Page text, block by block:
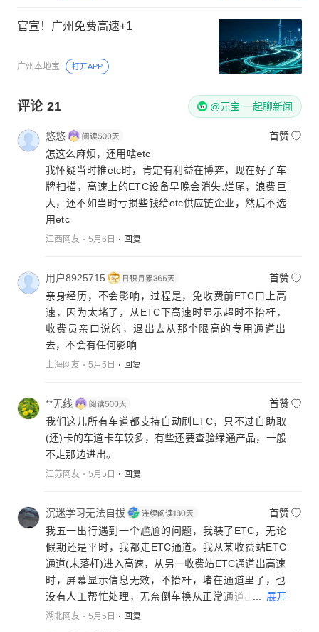
官宣！广州免费高速+1
广州本地宝 打开APP
评论 21 @元宝 一起聊新闻
悠悠
首赞
怎这么麻烦，还用啥etc
我怀疑当时推etc时，肯定有利益在博弈，现在好了车
牌扫描，高速上的ETC设备早晚会消失,烂尾，浪费巨
大，还不如当时亏损些钱给etc供应链企业，然后不选
用etc
江西网友 5月6日 回复
用户8925715
首赞
亲身经历，不会影响，过程是，免收费前ETC口上高
速，因为太堵了，从ETC下高速时显示超时不抬杆，
收费员亲口说的，退出去从那个限高的专用通道出
去，不会有任何影响
上海网友 5月5日 回复
**无线
首赞
我们这儿所有车道都支持自动刷ETC，只不过自助取
(还)卡的车道卡车较多，有些还要查验绿通产品，一般
不走那边进出。
江苏网友 5月5日 回复
沉迷学习无法自拔
首赞
我五一出行遇到一个尴尬的问题，我装了ETC，无论
假期还是平时，我都走ETC通道。我从某收费站ETC
通道(未落杆)进入高速，从另一收费站ETC通道出高速
时，屏幕显示信息无效，不抬杆，堵在通道里了，也
没有人工帮忙处理，无奈倒车换从正常通道出来。事
后推断应该是进入高速时未触发ETC。那么问题来
展开
湖北网友 5月5日 回复